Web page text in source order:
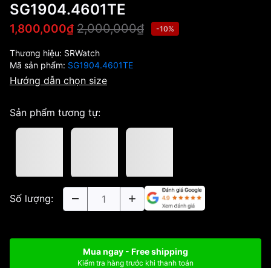
SG1904.4601TE
1,800,000₫ 2,000,000₫ -10%
Thương hiệu: SRWatch
Mã sản phẩm: SG1904.4601TE
Hướng dẫn chọn size
Sản phẩm tương tự:
Số lượng:
Mua ngay - Free shipping
Kiểm tra hàng trước khi thanh toán